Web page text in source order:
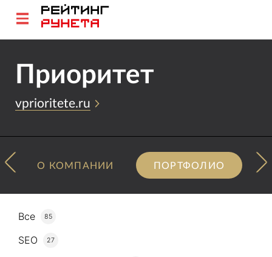
Приоритет
vprioritete.ru
О КОМПАНИИ ПОРТФОЛИО
Все 85
SEO 27